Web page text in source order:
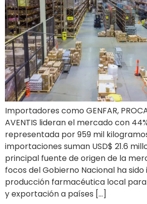
Importadores como GENFAR,
AVENTIS lideran el mercado con
representada por 959 mil
importaciones suman USD$ 21.6
principal fuente de origen de la
focos del Gobierno Nacional ha
producción farmacéutica local
y exportación a países […]